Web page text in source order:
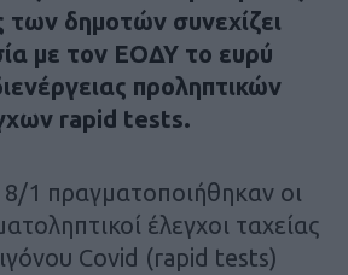
των δημοτών συνεχίζει
με τον ΕΟΔΥ το ευρύ
προληπτικών
rapid tests.
1 πραγματοποιήθηκαν οι
έλεγχοι ταχείας
Covid (rapid tests)